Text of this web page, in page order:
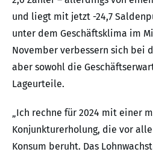
und liegt mit jetzt -24,7
unter dem Geschäftsklima im
November verbessern sich bei
aber sowohl die
Lageurteile.
„Ich rechne für 2024 mit einer
Konjunkturerholung, die vor
Konsum beruht. Das